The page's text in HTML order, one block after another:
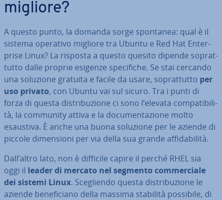
migliore?
A questo punto, la domanda sorge spontanea: qual è il
sistema operativo migliore tra Ubuntu e Red Hat En­ter­
pri­se Linux? La risposta a questo quesito dipende so­prat­
tut­to dalle proprie esigenze spe­ci­fi­che. Se stai cercando
una soluzione gratuita e facile da usare, so­prat­tut­to per
uso privato, con Ubuntu vai sul sicuro. Tra i punti di
forza di questa di­stri­bu­zio­ne ci sono l’elevata com­pa­ti­bi­li­
tà, la community attiva e la do­cu­men­ta­zio­ne molto
esaustiva. È anche una buona soluzione per le aziende di
piccole di­men­sio­ni per via della sua grande af­fi­da­bi­li­tà.
Dall’altro lato, non è difficile capire il perché RHEL sia
oggi il leader di mercato nel segmento com­mer­cia­le
dei sistemi Linux. Sce­glien­do questa di­stri­bu­zio­ne le
aziende be­ne­fi­cia­no della massima stabilità possibile, di